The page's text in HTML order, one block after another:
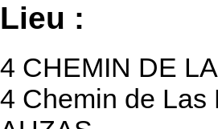
Lieu :
4 CHEMIN DE
4 Chemin de Las